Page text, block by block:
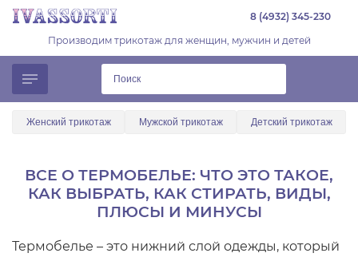
8 (4932) 345-230
Производим трикотаж для женщин, мужчин и детей
Женский трикотаж Мужской трикотаж Детский трикотаж
ВСЕ О ТЕРМОБЕЛЬЕ: ЧТО ЭТО ТАКОЕ,
КАК ВЫБРАТЬ, КАК СТИРАТЬ, ВИДЫ,
ПЛЮСЫ И МИНУСЫ
Термобелье – это нижний слой одежды, который